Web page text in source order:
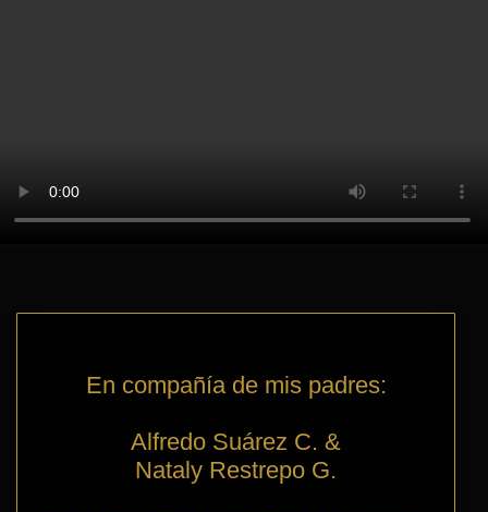
En compañía de mis padres:
Alfredo Suárez C. &
Nataly Restrepo G.